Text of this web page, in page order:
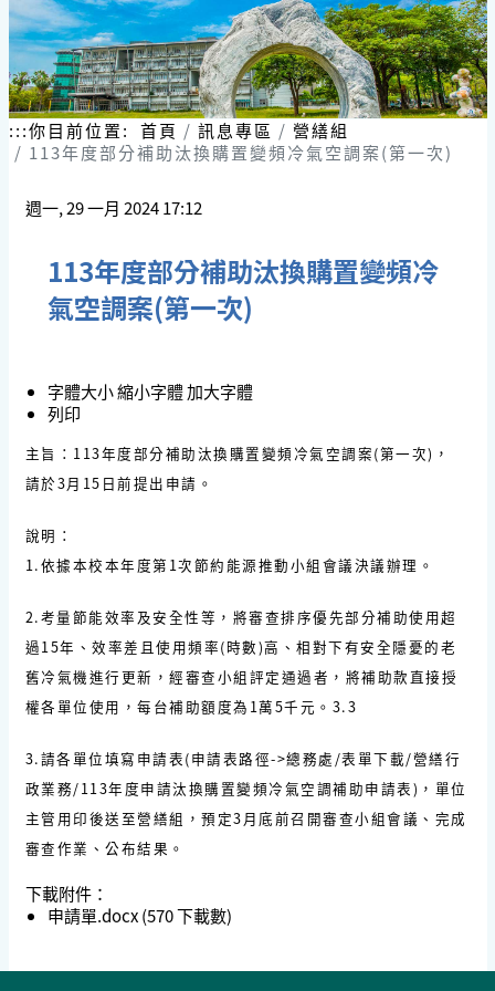
:::你目前位置: 首頁 訊息專區
營繕組
113年度部分補助汰換購置變頻冷氣空調案(第一次)
週一, 29 一月 2024 17:12
113年度部分補助汰換購置變頻冷
氣空調案(第一次)
字體大小縮小字體加大字體
列印
主旨：113年度部分補助汰換購置變頻冷氣空調案(第一次)，
請於3月15日前提出申請。
說明：
1.依據本校本年度第1次節約能源推動小組會議決議辦理。
2.考量節能效率及安全性等，將審查排序優先部分補助使用超
過15年、效率差且使用頻率(時數)高、相對下有安全隱憂的老
舊冷氣機進行更新，經審查小組評定通過者，將補助款直接授
權各單位使用，每台補助額度為1萬5千元。3.3
3.請各單位填寫申請表(申請表路徑->總務處/表單下載/營繕行
政業務/113年度申請汰換購置變頻冷氣空調補助申請表)，單位
主管用印後送至營繕組，預定3月底前召開審查小組會議、完成
審查作業、公布結果。
下載附件：
申請單.docx (570 下載數)